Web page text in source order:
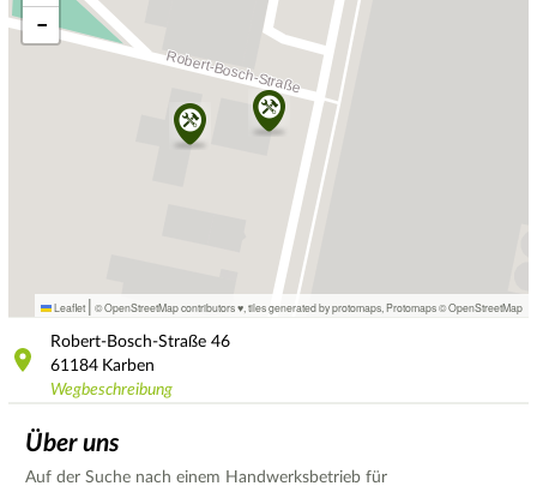
−
Leaflet | © OpenStreetMap contributors ♥, tiles generated by protomaps Protomaps©OpenStreetMap
Robert-Bosch-Straße 46
61184 Karben
Wegbeschreibung
Über uns
Auf der Suche nach einem Handwerksbetrieb für